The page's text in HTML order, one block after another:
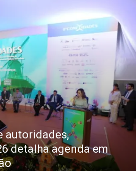
autoridades,
detalha agenda em